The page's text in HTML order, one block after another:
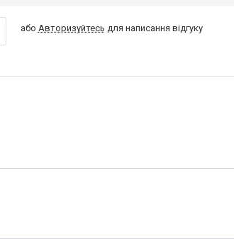
або Авторизуйтесь для написання відгуку